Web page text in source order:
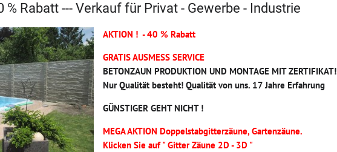
% Rabatt --- Verkauf für Privat - Gewerbe - Industrie
AKTION ! - 40 % Rabatt
GRATIS AUSMESS SERVICE
BETONZAUN PRODUKTION UND MONTAGE MIT ZERTIFIKAT!
Nur Qualität besteht! Qualität von uns. 17 Jahre Erfahrung
GÜNSTIGER GEHT NICHT !
MEGA AKTION Doppelstabgitterzäune, Gartenzäune.
Klicken Sie auf " Gitter Zäune 2D - 3D "